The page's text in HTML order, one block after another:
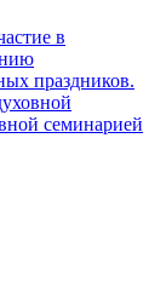
в
праздников.
семинарией